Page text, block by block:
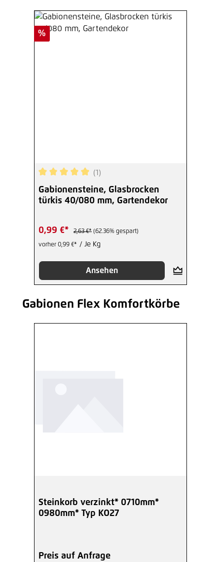
Rabatt
%
Durchschnittliche Bewertung von 5 von 5
(1)
Gabionensteine, Glasbrocken
türkis 40/080 mm, Gartendekor
0,99 €* 2,63 €* (62.36% gespart)
vorher 0,99 €* / Je Kg
Ansehen
Produktgalerie überspringen
Gabionen Flex Komfortkörbe
Steinkorb verzinkt* 0710mm*
0980mm* Typ KO27
Preis auf Anfrage